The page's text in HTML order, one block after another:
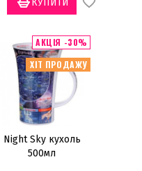
ХІТ ПРОДАЖУ
АКЦІЯ -30%
Night Sky кухоль
500мл